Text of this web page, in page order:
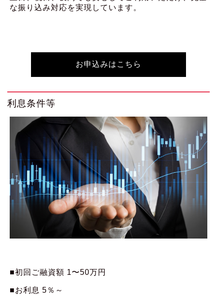
な振り込み対応を実現しています。
お申込みはこちら
利息条件等
■初回ご融資額 1〜50万円
■お利息 5％～